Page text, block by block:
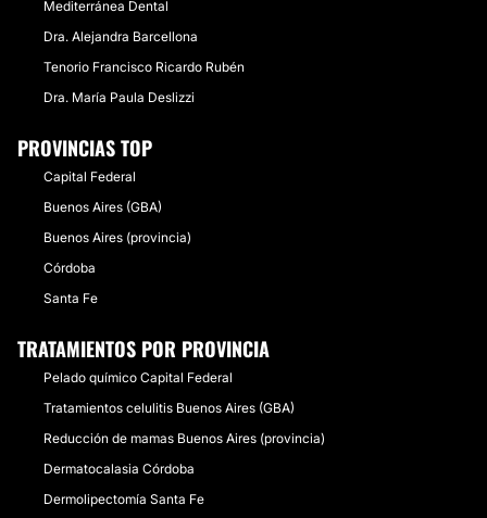
Mediterránea Dental
Dra. Alejandra Barcellona
Tenorio Francisco Ricardo Rubén
Dra. María Paula Deslizzi
PROVINCIAS TOP
Capital Federal
Buenos Aires (GBA)
Buenos Aires (provincia)
Córdoba
Santa Fe
TRATAMIENTOS POR PROVINCIA
Pelado químico Capital Federal
Tratamientos celulitis Buenos Aires (GBA)
Reducción de mamas Buenos Aires (provincia)
Dermatocalasia Córdoba
Dermolipectomía Santa Fe